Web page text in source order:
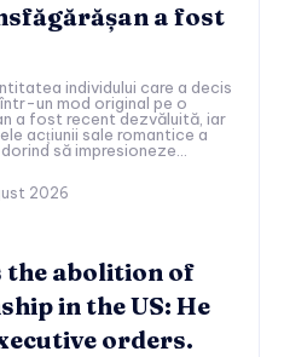
a fost
individului care a decis
un mod original pe o
a fost recent dezvăluită, iar
acțiunii sale romantice a
să impresioneze...
2026
abolition of
in the US: He
orders.